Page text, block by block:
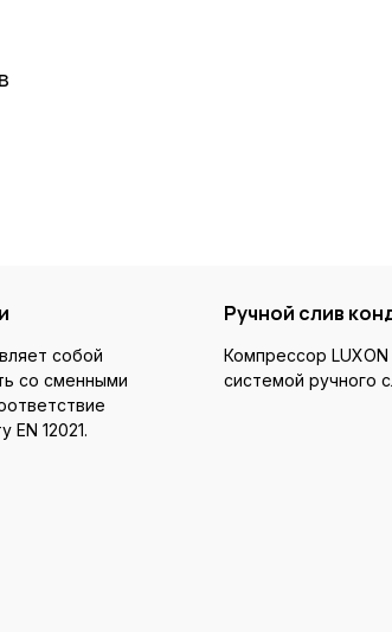
собой
со сменными
EN 12021.
Ручной слив
Компрессор
системой ручного